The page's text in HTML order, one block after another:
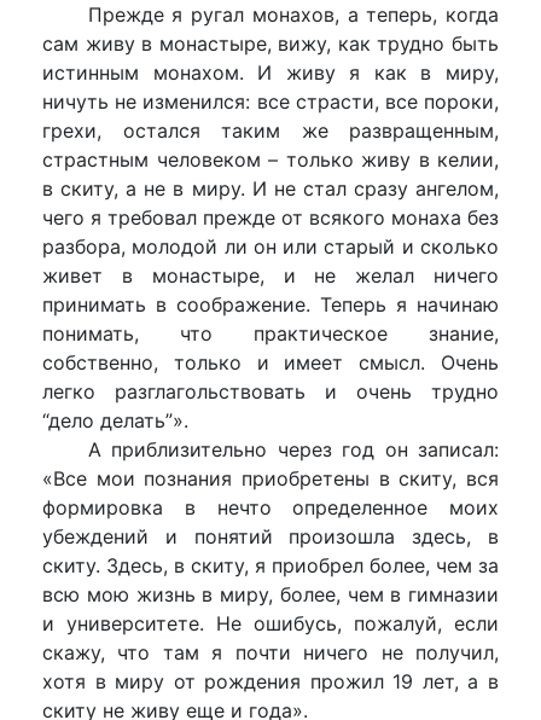
Прежде я ругал монахов, а теперь, когда
сам живу в монастыре, вижу, как трудно быть
истинным монахом. И живу я как в миру,
ничуть не изменился: все страсти, все пороки,
грехи, остался таким же развращенным,
страстным человеком – только живу в келии,
в скиту, а не в миру. И не стал сразу ангелом,
чего я требовал прежде от всякого монаха без
разбора, молодой ли он или старый и сколько
живет в монастыре, и не желал ничего
принимать в соображение. Теперь я начинаю
понимать, что практическое знание,
собственно, только и имеет смысл. Очень
легко разглагольствовать и очень трудно
“дело делать”».
А приблизительно через год он записал:
«Все мои познания приобретены в скиту, вся
формировка в нечто определенное моих
убеждений и понятий произошла здесь, в
скиту. Здесь, в скиту, я приобрел более, чем за
всю мою жизнь в миру, более, чем в гимназии
и университете. Не ошибусь, пожалуй, если
скажу, что там я почти ничего не получил,
хотя в миру от рождения прожил 19 лет, а в
скиту не живу еще и года».